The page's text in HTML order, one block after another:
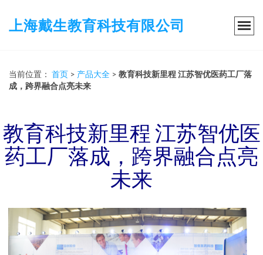
上海戴生教育科技有限公司
当前位置： 首页 > 产品大全 > 教育科技新里程 江苏智优医药工厂落
成，跨界融合点亮未来
教育科技新里程 江苏智优医
药工厂落成，跨界融合点亮
未来